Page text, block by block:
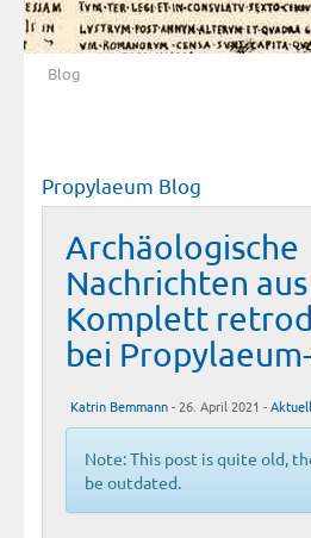
Blog
Propylaeum Blog
Archäologische
Nachrichten
Komplett
bei
Katrin Bemmann- 26. April 2021 -
Note: This post is quite old,
be outdated.